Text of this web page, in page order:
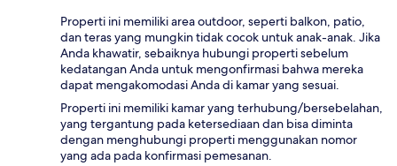
Properti ini memiliki area outdoor, seperti balkon, patio,
dan teras yang mungkin tidak cocok untuk anak-anak. Jika
Anda khawatir, sebaiknya hubungi properti sebelum
kedatangan Anda untuk mengonfirmasi bahwa mereka
dapat mengakomodasi Anda di kamar yang sesuai.
Properti ini memiliki kamar yang terhubung/bersebelahan,
yang tergantung pada ketersediaan dan bisa diminta
dengan menghubungi properti menggunakan nomor
yang ada pada konfirmasi pemesanan.